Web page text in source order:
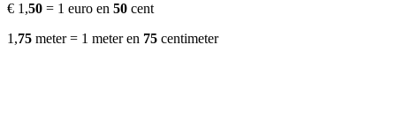
€ 1,50 = 1 euro en 50 cent
1,75 meter = 1 meter en 75 centimeter